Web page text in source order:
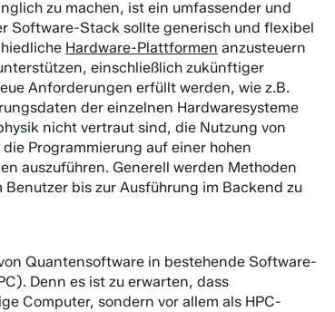
zu machen, ist ein umfassender und
Software-Stack sollte generisch und flexibel
Hardware-Plattformen anzusteuern
einschließlich zukünftiger
Anforderungen erfüllt werden, wie z.B.
der einzelnen Hardwaresysteme
nicht vertraut sind, die Nutzung von
Programmierung auf einer hohen
auszuführen. Generell werden Methoden
bis zur Ausführung im Backend zu
Quantensoftware in bestehende Software-
Denn es ist zu erwarten, dass
Computer, sondern vor allem als HPC-